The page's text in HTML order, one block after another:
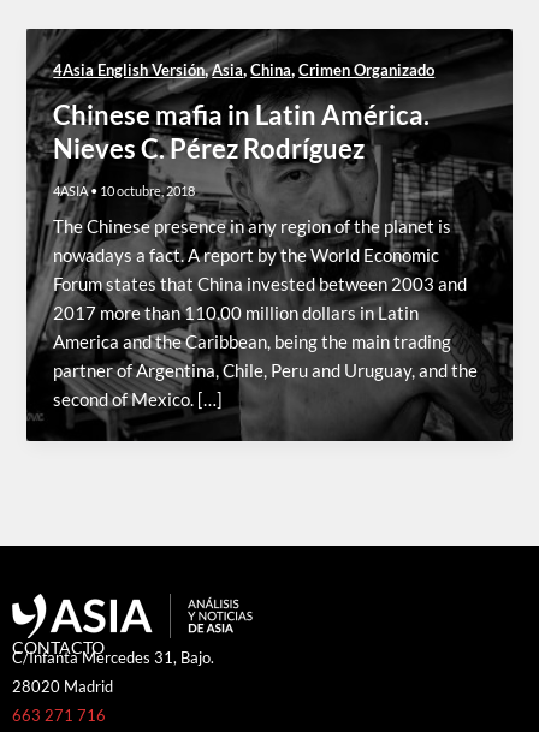
4Asia English Versión,Asia,China,Crimen Organizado
Chinese mafia in Latin América.
Nieves C. Pérez Rodríguez
4ASIA• 10 octubre, 2018
The Chinese presence in any region of the planet is
nowadays a fact. A report by the World Economic
Forum states that China invested between 2003 and
2017 more than 110.00 million dollars in Latin
America and the Caribbean, being the main trading
partner of Argentina, Chile, Peru and Uruguay, and the
second of Mexico. […]
CONTACTO
C/Infanta Mercedes 31, Bajo.
28020 Madrid
663 271 716